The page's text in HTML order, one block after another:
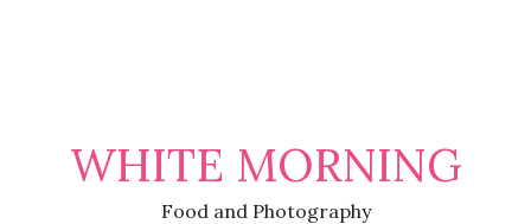
WHITE MORNING
Food and Photography